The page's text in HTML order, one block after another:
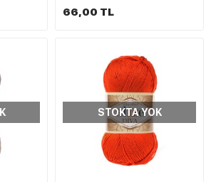
66,00 TL
STOKTA YOK